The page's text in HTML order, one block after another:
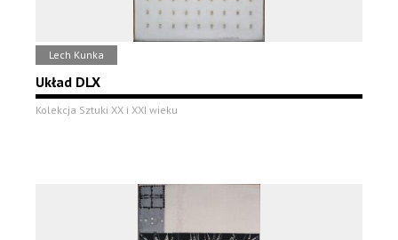
Lech Kunka
Układ DLX
Kolekcja Sztuki XX i XXI wieku